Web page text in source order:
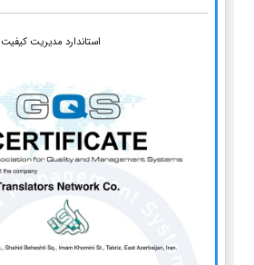
استاندارد مدیریت کیفیت